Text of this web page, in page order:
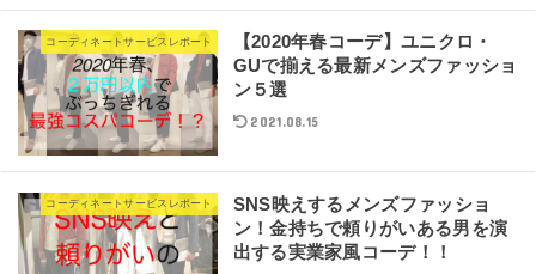
コーディネートサービスレポート
【2020年春コーデ】ユニクロ・
GUで揃える最新メンズファッショ
ン５選
2021.08.15
コーディネートサービスレポート
SNS映えするメンズファッショ
ン！金持ちで頼りがいある男を演
出する実業家風コーデ！！